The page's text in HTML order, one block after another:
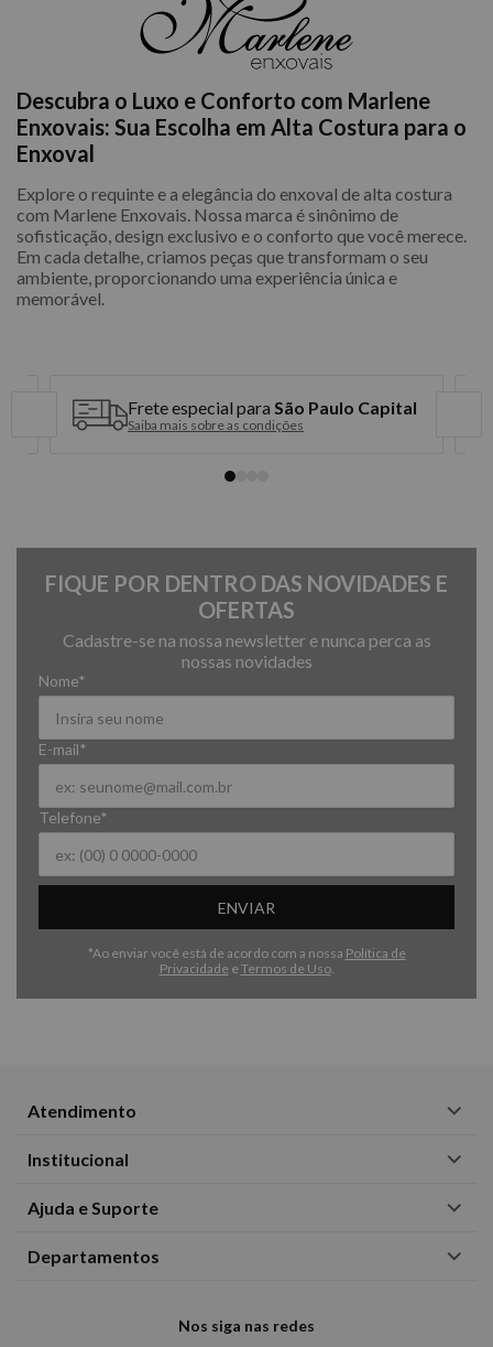
Descubra o Luxo e Conforto com Marlene
Enxovais: Sua Escolha em Alta Costura para o
Enxoval
Explore o requinte e a elegância do enxoval de alta costura
com Marlene Enxovais. Nossa marca é sinônimo de
sofisticação, design exclusivo e o conforto que você merece.
Em cada detalhe, criamos peças que transformam o seu
ambiente, proporcionando uma experiência única e
memorável.
Frete especial para São Paulo Capital
Saiba mais sobre as condições
FIQUE POR DENTRO DAS NOVIDADES E
OFERTAS
Cadastre-se na nossa newsletter e nunca perca as
nossas novidades
*Ao enviar você está de acordo com a nossa Política de
Privacidade e Termos de Uso.
Nome*
E-mail*
Telefone*
ENVIAR
Atendimento
Institucional
Ajuda e Suporte
Departamentos
Nos siga nas redes